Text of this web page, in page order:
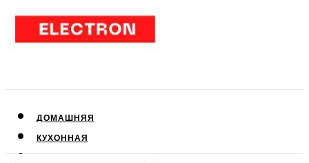
ДОМАШНЯЯ
КУХОННАЯ